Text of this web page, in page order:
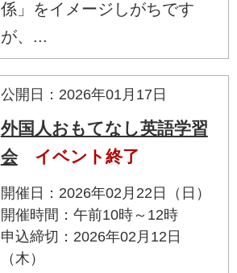
係」をイメージしがちです
が、...
公開日：2026年01月17日
外国人おもてなし英語学習
会
イベント終了
開催日：2026年02月22日（日）
開催時間：午前10時～12時
申込締切：2026年02月12日
（木）